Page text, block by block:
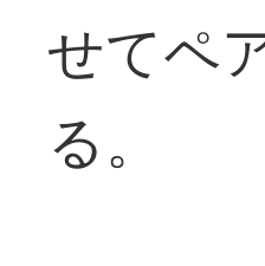
せてペ
る。